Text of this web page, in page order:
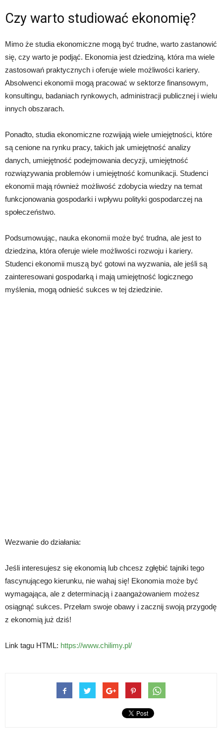
Czy warto studiować ekonomię?
Mimo że studia ekonomiczne mogą być trudne, warto zastanowić
się, czy warto je podjąć. Ekonomia jest dziedziną, która ma wiele
zastosowań praktycznych i oferuje wiele możliwości kariery.
Absolwenci ekonomii mogą pracować w sektorze finansowym,
konsultingu, badaniach rynkowych, administracji publicznej i wielu
innych obszarach.
Ponadto, studia ekonomiczne rozwijają wiele umiejętności, które
są cenione na rynku pracy, takich jak umiejętność analizy
danych, umiejętność podejmowania decyzji, umiejętność
rozwiązywania problemów i umiejętność komunikacji. Studenci
ekonomii mają również możliwość zdobycia wiedzy na temat
funkcjonowania gospodarki i wpływu polityki gospodarczej na
społeczeństwo.
Podsumowując, nauka ekonomii może być trudna, ale jest to
dziedzina, która oferuje wiele możliwości rozwoju i kariery.
Studenci ekonomii muszą być gotowi na wyzwania, ale jeśli są
zainteresowani gospodarką i mają umiejętność logicznego
myślenia, mogą odnieść sukces w tej dziedzinie.
Wezwanie do działania:
Jeśli interesujesz się ekonomią lub chcesz zgłębić tajniki tego
fascynującego kierunku, nie wahaj się! Ekonomia może być
wymagająca, ale z determinacją i zaangażowaniem możesz
osiągnąć sukces. Przełam swoje obawy i zacznij swoją przygodę
z ekonomią już dziś!
Link tagu HTML: https://www.chilimy.pl/